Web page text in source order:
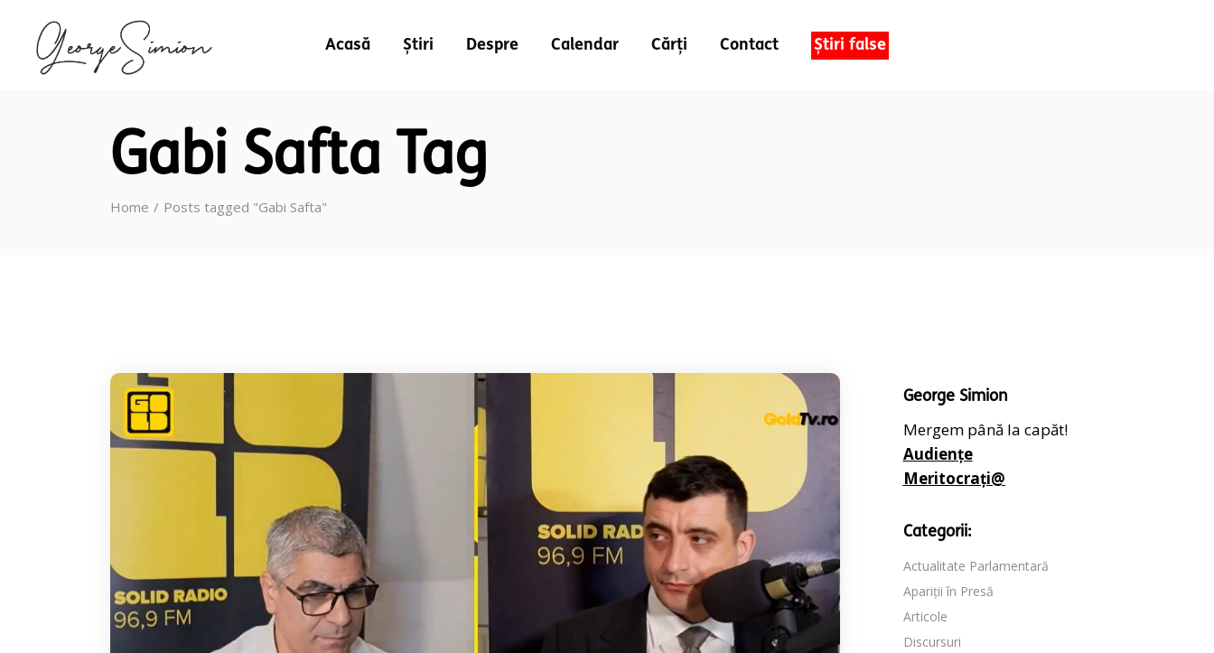
Acasă Știri Despre Calendar Cărți Contact Știri false
Gabi Safta Tag
Home Posts tagged "Gabi Safta"
George Simion
Mergem până la capăt!
Audiențe
Meritocrați@
Categorii:
Actualitate Parlamentară
Apariții în Presă
Articole
Discursuri